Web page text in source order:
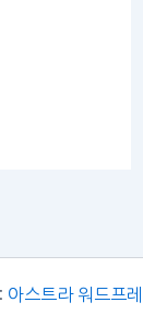
아스트라 워드프레